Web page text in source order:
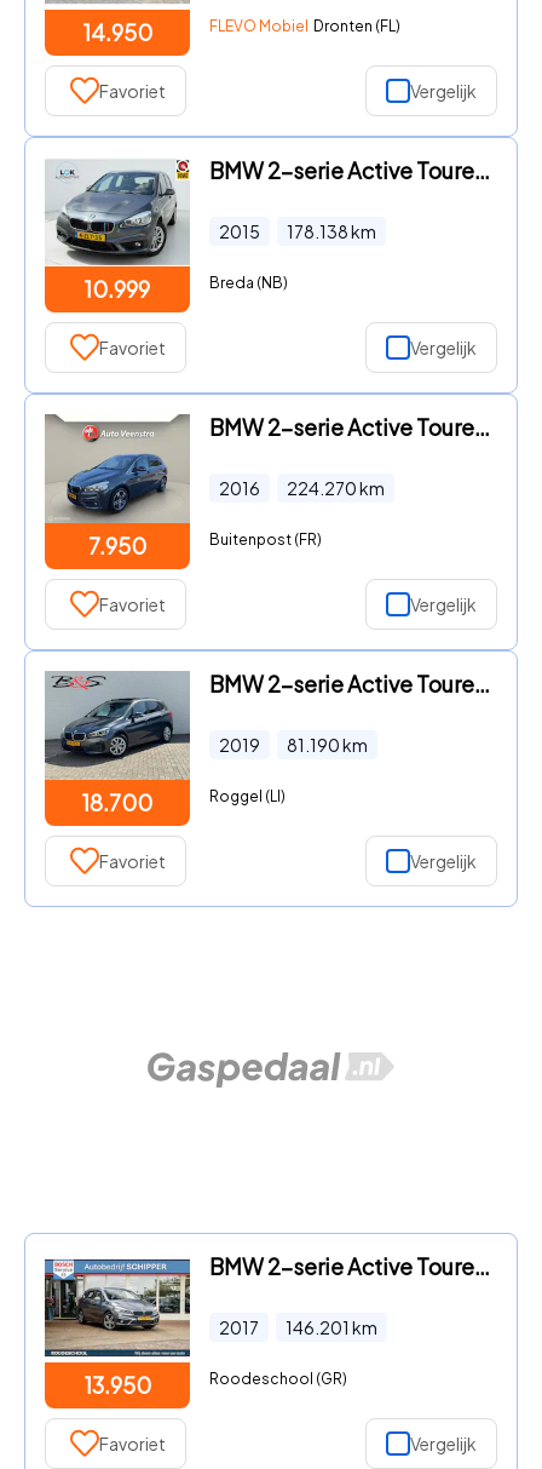
14.950 FLEVO Mobiel Dronten (FL)
Favoriet Vergelijk
10.999
BMW 2-serie Active Tourer - 220i M LED|HUD|LEDER|AUTOMAAT|
2015 178.138km
Breda (NB)
Favoriet Vergelijk
7.950
BMW 2-serie Active Tourer - 225xe EXECUTIVE|PHEV|LED|SPORTSTOE
2016 224.270km
Buitenpost (FR)
Favoriet Vergelijk
18.700
BMW 2-serie Active Tourer - 225xe iPerformance High Executive Camera Panodak Clima Stoel
2019 81.190km
Roggel (LI)
Favoriet Vergelijk
13.950
BMW 2-serie Active Tourer - 225xe iPerformance High Executive
2017 146.201 km
Roodeschool (GR)
Favoriet Vergelijk